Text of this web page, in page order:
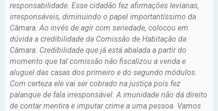
responsabilidade. Esse cidadão fez afirmações levianas,
irresponsáveis, diminuindo o papel importantíssimo da
Câmara. Ao invés de agir com seriedade, colocou em
dúvida a credibilidade da Comissão de Habitação da
Câmara. Credibilidade que já está abalada a partir do
momento que tal comissão não fiscalizou a venda e
aluguel das casas dos primeiro e do segundo módulos.
Com certeza ele vai ser cobrado na justiça pois fez
palanque de fala irresponsável. A imunidade não dá direito
de contar mentira e imputar crime a uma pessoa. Vamos